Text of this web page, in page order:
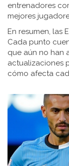
entrenadores
mejores
En resumen, las
Cada punto
que aún no han
actualizaciones
cómo afecta